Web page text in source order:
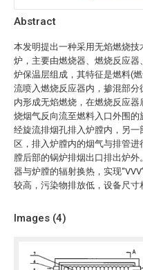
Abstract
本发明提出一种采用无焰燃烧
炉，主要由燃烧器、燃烧反应
炉保温层组成，其特征是燃料(
流喷入燃烧反应器内，掺混部
内形成无焰燃烧，在燃烧反应
烧烟气反向流至燃料入口外围
经旋流排烟孔排入炉膛内，另
区，排入炉膛内的烟气与排管
膛后部的锅炉排烟出口排出炉
器与炉膛的辐射换热，实现
较高，污染物排放低，设备尺寸
Images (4)